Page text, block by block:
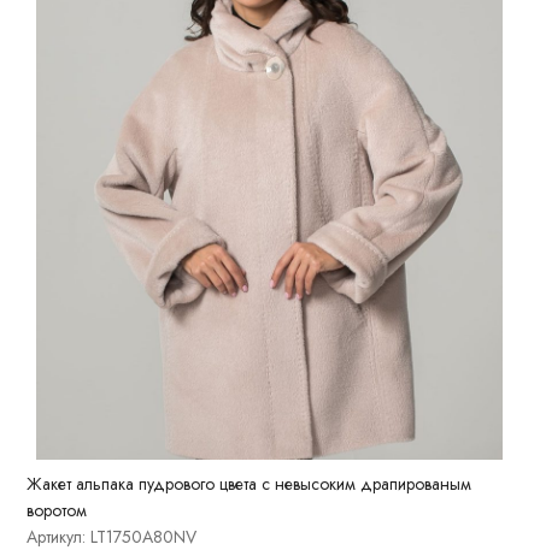
Жакет альпака пудрового цвета с невысоким драпированым
воротом
Артикул: LT1750A80NV